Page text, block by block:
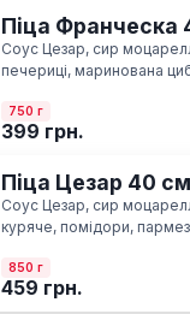
Піца Франческа
Соус Цезар, сир
печериці, маринована
750 г
399 грн.
Піца Цезар 40 см
Соус Цезар, сир
куряче, помідори,
850 г
459 грн.